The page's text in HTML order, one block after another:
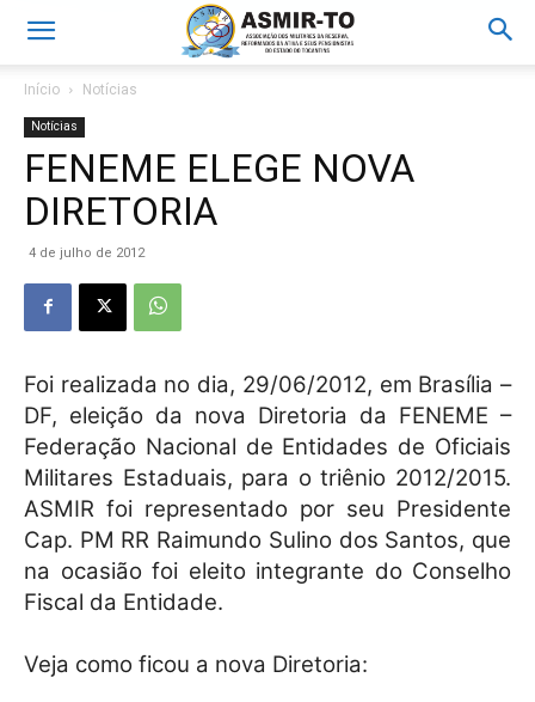
Início Notícias
Notícias
FENEME ELEGE NOVA
DIRETORIA
4 de julho de 2012
Foi realizada no dia, 29/06/2012, em Brasília –
DF, eleição da nova Diretoria da FENEME –
Federação Nacional de Entidades de Oficiais
Militares Estaduais, para o triênio 2012/2015.
ASMIR foi representado por seu Presidente
Cap. PM RR Raimundo Sulino dos Santos, que
na ocasião foi eleito integrante do Conselho
Fiscal da Entidade.
Veja como ficou a nova Diretoria: